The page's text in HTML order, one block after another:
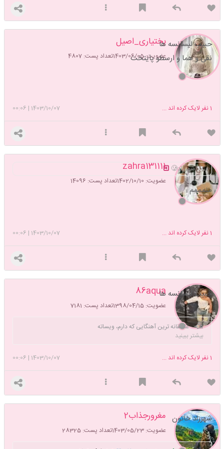
بختیاری_اصیل
عضویت: 1403/06/05 تعداد پست: 4807
حبیب لیسانسه ها
نقی و هما و ارسطو پایتخت
1403/10/07
|
00:06 1نفر لایک کرده اند ...
zahra131111
عضویت: 1402/10/10 تعداد پست: 14096
شهرزاد🥲
منمممم
1403/10/07
|
00:06 1نفر لایک کرده اند ...
86aqua
عضویت: 1398/04/15 تعداد پست: 7181
حبیب لیسانسه ها
عاشقانه ترین آهنگایی که دارم، ویساته
بیشتر ببینید
1403/10/07
|
00:06 1نفر لایک کرده اند ...
مغرورجذاب2
عضویت: 1403/05/23 تعداد پست: 28325
شهرزاد خاتون